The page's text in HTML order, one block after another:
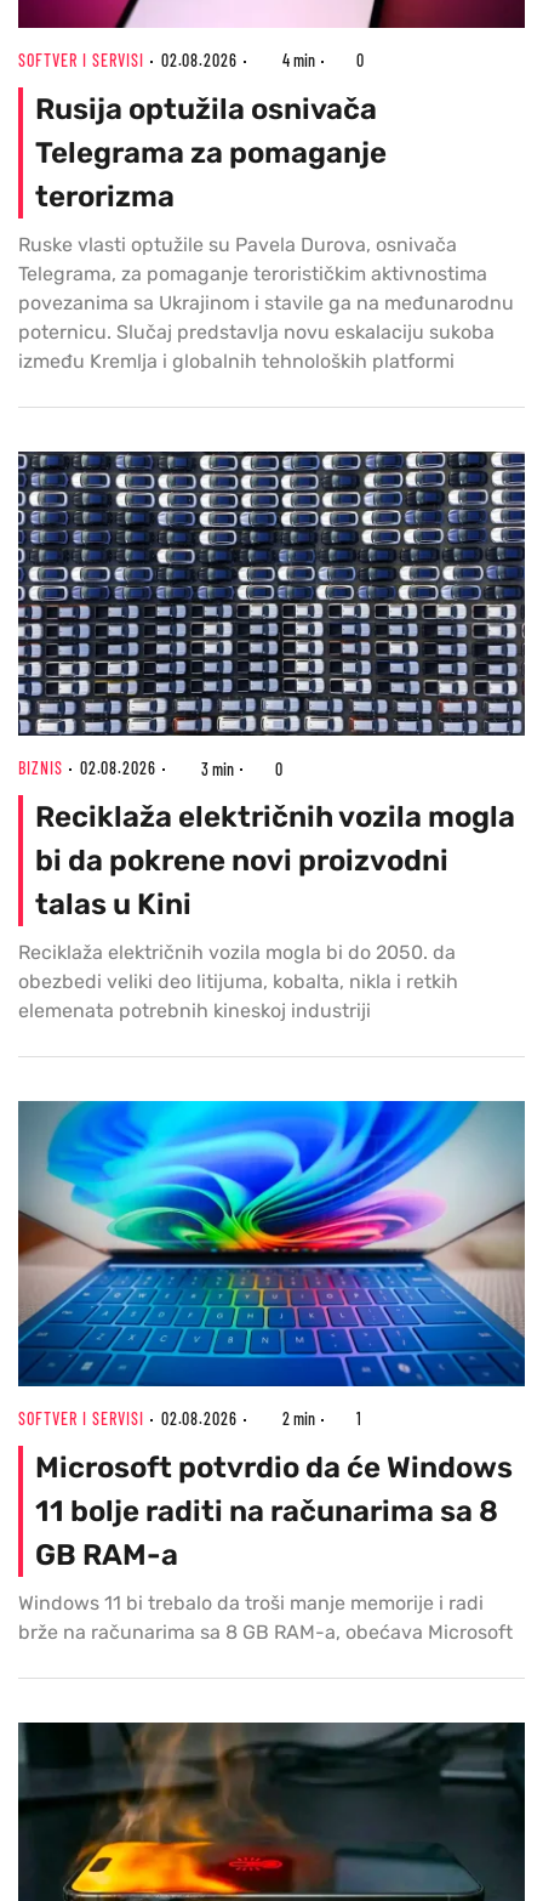
SOFTVER I SERVISI 02.08.2026 4 min 0
Rusija optužila osnivača
Telegrama za pomaganje
terorizma
Ruske vlasti optužile su Pavela Durova, osnivača
Telegrama, za pomaganje terorističkim aktivnostima
povezanima sa Ukrajinom i stavile ga na međunarodnu
poternicu. Slučaj predstavlja novu eskalaciju sukoba
između Kremlja i globalnih tehnoloških platformi
BIZNIS 02.08.2026 3 min 0
Reciklaža električnih vozila mogla
bi da pokrene novi proizvodni
talas u Kini
Reciklaža električnih vozila mogla bi do 2050. da
obezbedi veliki deo litijuma, kobalta, nikla i retkih
elemenata potrebnih kineskoj industriji
SOFTVER I SERVISI 02.08.2026 2 min 1
Microsoft potvrdio da će Windows
11 bolje raditi na računarima sa 8
GB RAM-a
Windows 11 bi trebalo da troši manje memorije i radi
brže na računarima sa 8 GB RAM-a, obećava Microsoft